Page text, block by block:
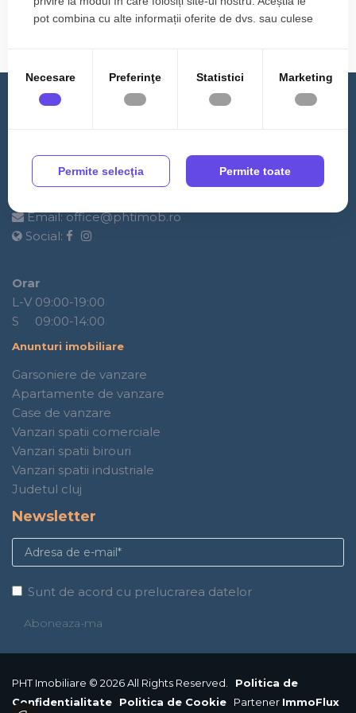
PHT IMOBILIARE
Adresa:Strada Sub Cetate nr 236., Floresti
Email: office@phtimob.ro
Social:
Orar
L-V 09:00-19:00
S 09:00-14:00
Anunturi imobiliare
Garsoniere de vanzare
Apartamente de vanzare
Case de vanzare
Vanzari spatii comerciale
Vanzari spatii birouri
Vanzari spatii industriale
Judetul cluj
Newsletter
Sunt de acord cu prelucrarea datelor
PHT Imobiliare © 2026 All Rights Reserved. Politica de
Confidentialitate
Politica de Cookie Partener ImmoFlux
pot combina cu alte informații oferite de dvs. sau culese
Necesare Preferinţe Statistici Marketing
Permite selecţia Permite toate